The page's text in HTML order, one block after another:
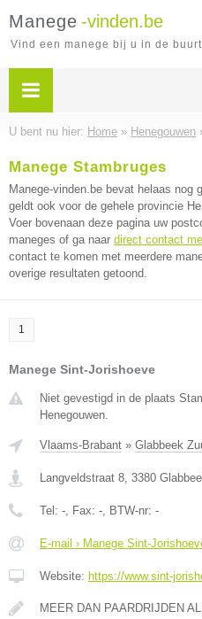
Manege -vinden.be
Vind een manege bij u in de
U bent nu hier: Home » Henegouwen
Manege Stambruges
Manege-vinden.be bevat helaas nog
geldt ook voor de gehele provincie
Voer bovenaan deze pagina uw
maneges of ga naar direct contact
contact te komen met meerdere
overige resultaten getoond.
1
Manege Sint-Jorishoeve
Niet gevestigd in de plaats
Henegouwen.
Vlaams-Brabant » Glabbeek
Langveldstraat 8, 3380
Tel: -, Fax: -, BTW-nr: -
E-mail › Manege Sint-
Website: https://www.sint-
MEER DAN PAARDRIJDEN